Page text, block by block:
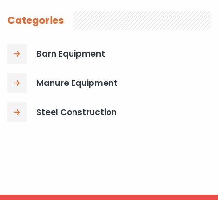
Categories
Barn Equipment
Manure Equipment
Steel Construction